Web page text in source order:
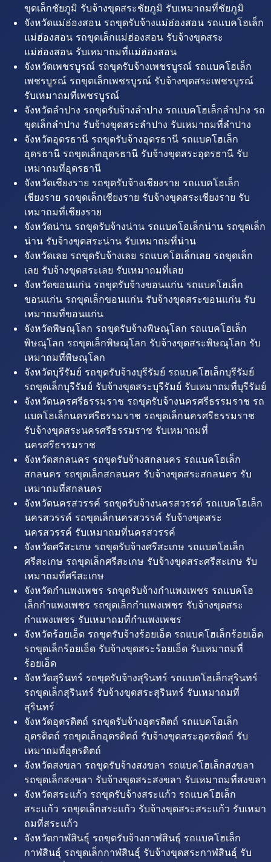
ขุดเล็กชัยภูมิ รับจ้างขุดสระชัยภูมิ รับเหมาถมที่ชัยภูมิ
จังหวัดแม่ฮ่องสอน รถขุดรับจ้างแม่ฮ่องสอน รถแบคโฮเล็ก
แม่ฮ่องสอน รถขุดเล็กแม่ฮ่องสอน รับจ้างขุดสระ
แม่ฮ่องสอน รับเหมาถมที่แม่ฮ่องสอน
จังหวัดเพชรบูรณ์ รถขุดรับจ้างเพชรบูรณ์ รถแบคโฮเล็ก
เพชรบูรณ์ รถขุดเล็กเพชรบูรณ์ รับจ้างขุดสระเพชรบูรณ์
รับเหมาถมที่เพชรบูรณ์
จังหวัดลำปาง รถขุดรับจ้างลำปาง รถแบคโฮเล็กลำปาง รถ
ขุดเล็กลำปาง รับจ้างขุดสระลำปาง รับเหมาถมที่ลำปาง
จังหวัดอุดรธานี รถขุดรับจ้างอุดรธานี รถแบคโฮเล็ก
อุดรธานี รถขุดเล็กอุดรธานี รับจ้างขุดสระอุดรธานี รับ
เหมาถมที่อุดรธานี
จังหวัดเชียงราย รถขุดรับจ้างเชียงราย รถแบคโฮเล็ก
เชียงราย รถขุดเล็กเชียงราย รับจ้างขุดสระเชียงราย รับ
เหมาถมที่เชียงราย
จังหวัดน่าน รถขุดรับจ้างน่าน รถแบคโฮเล็กน่าน รถขุดเล็ก
น่าน รับจ้างขุดสระน่าน รับเหมาถมที่น่าน
จังหวัดเลย รถขุดรับจ้างเลย รถแบคโฮเล็กเลย รถขุดเล็ก
เลย รับจ้างขุดสระเลย รับเหมาถมที่เลย
จังหวัดขอนแก่น รถขุดรับจ้างขอนแก่น รถแบคโฮเล็ก
ขอนแก่น รถขุดเล็กขอนแก่น รับจ้างขุดสระขอนแก่น รับ
เหมาถมที่ขอนแก่น
จังหวัดพิษณุโลก รถขุดรับจ้างพิษณุโลก รถแบคโฮเล็ก
พิษณุโลก รถขุดเล็กพิษณุโลก รับจ้างขุดสระพิษณุโลก รับ
เหมาถมที่พิษณุโลก
จังหวัดบุรีรัมย์ รถขุดรับจ้างบุรีรัมย์ รถแบคโฮเล็กบุรีรัมย์
รถขุดเล็กบุรีรัมย์ รับจ้างขุดสระบุรีรัมย์ รับเหมาถมที่บุรีรัมย์
จังหวัดนครศรีธรรมราช รถขุดรับจ้างนครศรีธรรมราช รถ
แบคโฮเล็กนครศรีธรรมราช รถขุดเล็กนครศรีธรรมราช
รับจ้างขุดสระนครศรีธรรมราช รับเหมาถมที่
นครศรีธรรมราช
จังหวัดสกลนคร รถขุดรับจ้างสกลนคร รถแบคโฮเล็ก
สกลนคร รถขุดเล็กสกลนคร รับจ้างขุดสระสกลนคร รับ
เหมาถมที่สกลนคร
จังหวัดนครสวรรค์ รถขุดรับจ้างนครสวรรค์ รถแบคโฮเล็ก
นครสวรรค์ รถขุดเล็กนครสวรรค์ รับจ้างขุดสระ
นครสวรรค์ รับเหมาถมที่นครสวรรค์
จังหวัดศรีสะเกษ รถขุดรับจ้างศรีสะเกษ รถแบคโฮเล็ก
ศรีสะเกษ รถขุดเล็กศรีสะเกษ รับจ้างขุดสระศรีสะเกษ รับ
เหมาถมที่ศรีสะเกษ
จังหวัดกำแพงเพชร รถขุดรับจ้างกำแพงเพชร รถแบคโฮ
เล็กกำแพงเพชร รถขุดเล็กกำแพงเพชร รับจ้างขุดสระ
กำแพงเพชร รับเหมาถมที่กำแพงเพชร
จังหวัดร้อยเอ็ด รถขุดรับจ้างร้อยเอ็ด รถแบคโฮเล็กร้อยเอ็ด
รถขุดเล็กร้อยเอ็ด รับจ้างขุดสระร้อยเอ็ด รับเหมาถมที่
ร้อยเอ็ด
จังหวัดสุรินทร์ รถขุดรับจ้างสุรินทร์ รถแบคโฮเล็กสุรินทร์
รถขุดเล็กสุรินทร์ รับจ้างขุดสระสุรินทร์ รับเหมาถมที่
สุรินทร์
จังหวัดอุตรดิตถ์ รถขุดรับจ้างอุตรดิตถ์ รถแบคโฮเล็ก
อุตรดิตถ์ รถขุดเล็กอุตรดิตถ์ รับจ้างขุดสระอุตรดิตถ์ รับ
เหมาถมที่อุตรดิตถ์
จังหวัดสงขลา รถขุดรับจ้างสงขลา รถแบคโฮเล็กสงขลา
รถขุดเล็กสงขลา รับจ้างขุดสระสงขลา รับเหมาถมที่สงขลา
จังหวัดสระแก้ว รถขุดรับจ้างสระแก้ว รถแบคโฮเล็ก
สระแก้ว รถขุดเล็กสระแก้ว รับจ้างขุดสระสระแก้ว รับเหมา
ถมที่สระแก้ว
จังหวัดกาฬสินธุ์ รถขุดรับจ้างกาฬสินธุ์ รถแบคโฮเล็ก
กาฬสินธุ์ รถขุดเล็กกาฬสินธุ์ รับจ้างขุดสระกาฬสินธุ์ รับ